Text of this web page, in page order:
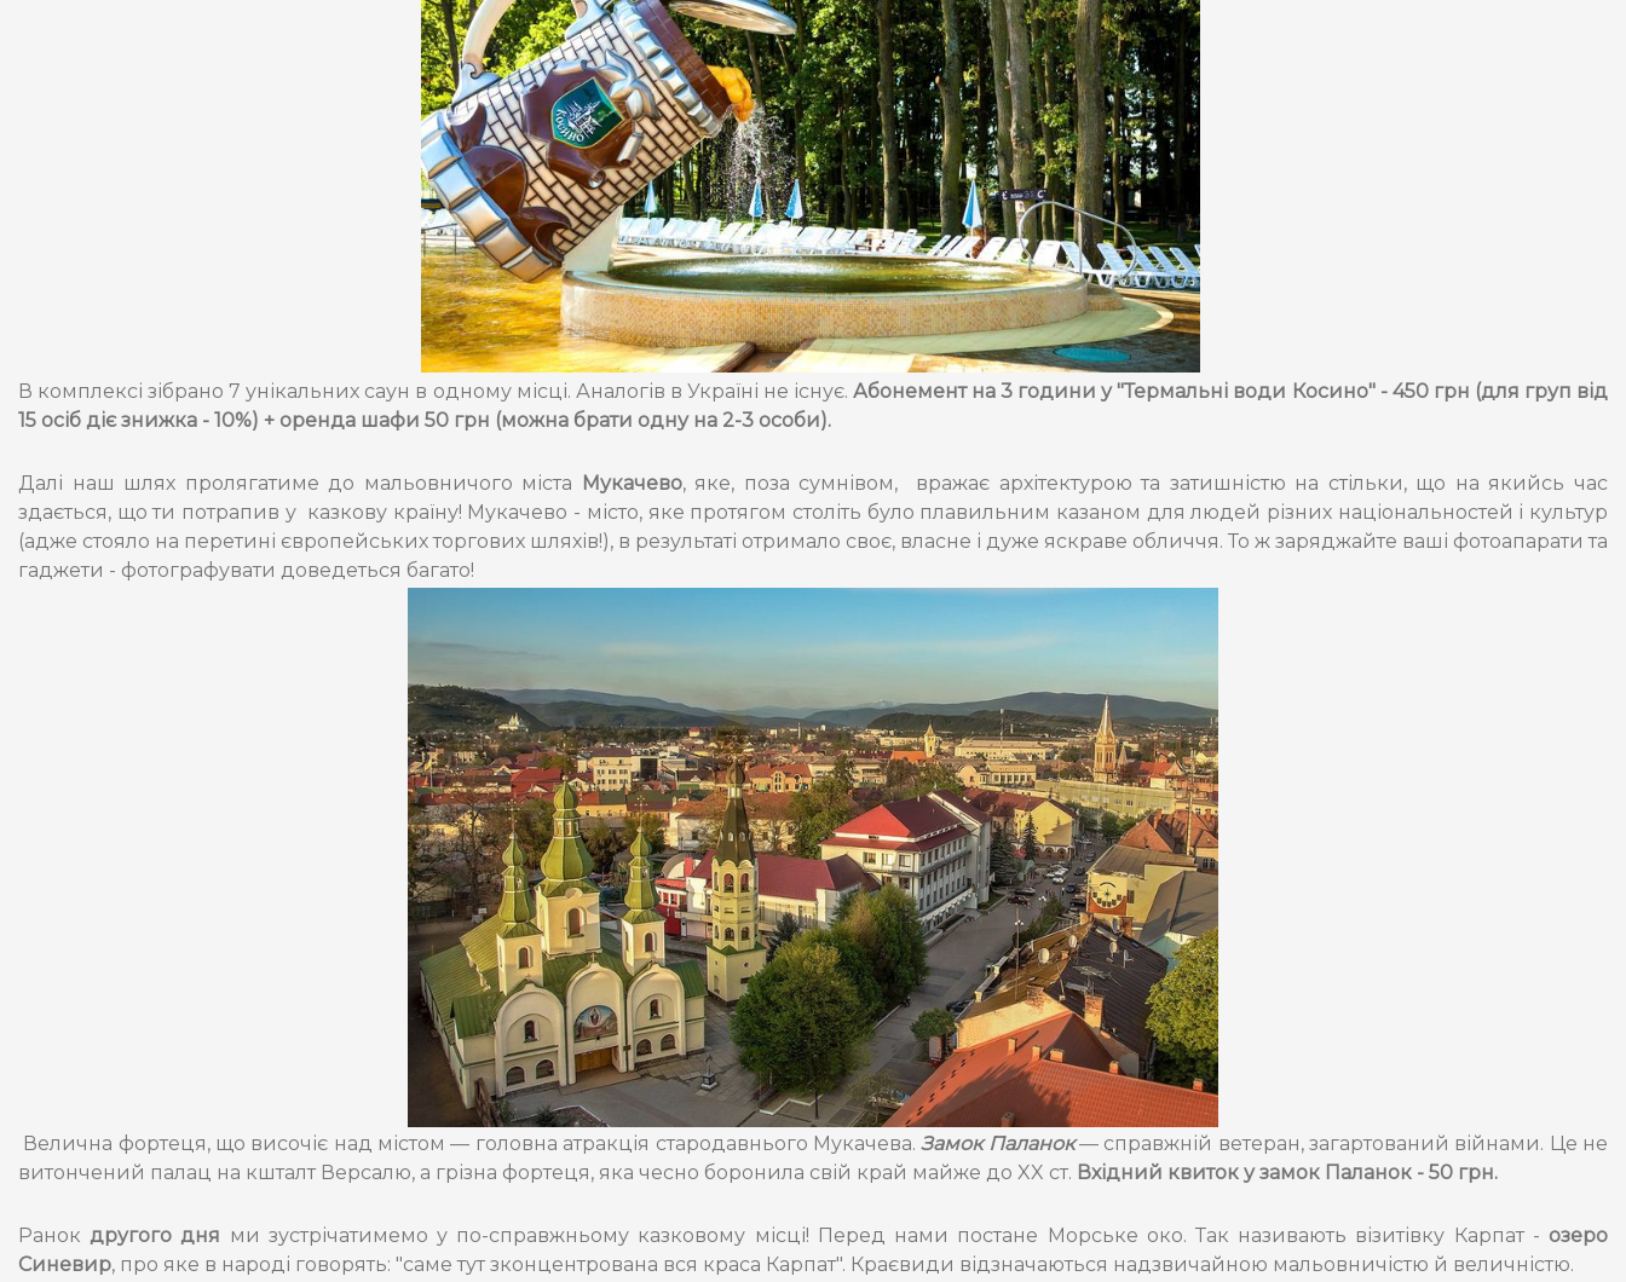
В комплексі зібрано 7 унікальних саун в одному місці. Аналогів в Україні не існує.Абонемент на 3 години у "Термальні води Косино" - 450 грн (для груп від
15 осіб діє знижка - 10%) + оренда шафи 50 грн (можна брати одну на 2-3 особи).
Далі наш шлях пролягатиме до мальовничого міста Мукачево, яке, поза сумнівом, вражає архітектурою та затишністю на стільки, що на якийсь час
здається, що ти потрапив у казкову країну! Мукачево - місто, яке протягом століть було плавильним казаном для людей різних національностей і культур
(адже стояло на перетині європейських торгових шляхів!), в результаті отримало своє, власне і дуже яскраве обличчя. То ж заряджайте ваші фотоапарати та
гаджети - фотографувати доведеться багато!
Велична фортеця, що височіє над містом — головна атракція стародавнього Мукачева.Замок Паланок— справжній ветеран, загартований війнами. Це не
витончений палац на кшталт Версалю, а грізна фортеця, яка чесно боронила свій край майже до XX ст. Вхідний квиток у замок Паланок - 50 грн.
Ранок другого дня ми зустрічатимемо у по-справжньому казковому місці! Перед нами постане Морське око. Так називають візитівку Карпат - озеро
Синевир, про яке в народі говорять: "саме тут зконцентрована вся краса Карпат". Краєвиди відзначаються надзвичайною мальовничістю й величністю.